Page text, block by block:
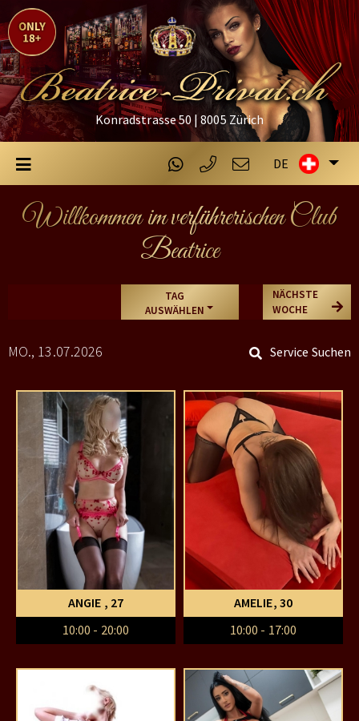
Konradstrasse 50 | 8005 Zürich
DE
Willkommen im verführerischen Club
Beatrice
TAG
AUSWÄHLEN
NÄCHSTE
WOCHE
MO., 13.07.2026 Service Suchen
ANGIE , 27
10:00 - 20:00
AMELIE, 30
10:00 - 17:00